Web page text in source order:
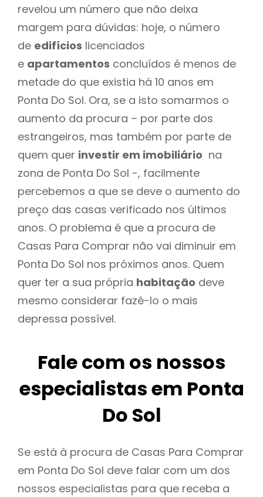
revelou um número que não deixa
margem para dúvidas: hoje, o número
de edifícios licenciados
e apartamentos concluídos é menos de
metade do que existia há 10 anos em
Ponta Do Sol. Ora, se a isto somarmos o
aumento da procura – por parte dos
estrangeiros, mas também por parte de
quem quer investir em imobiliário na
zona de Ponta Do Sol -, facilmente
percebemos a que se deve o aumento do
preço das casas verificado nos últimos
anos. O problema é que a procura de
Casas Para Comprar não vai diminuir em
Ponta Do Sol nos próximos anos. Quem
quer ter a sua própria habitação deve
mesmo considerar fazê-lo o mais
depressa possível.
Fale com os nossos
especialistas em Ponta
Do Sol
Se está à procura de Casas Para Comprar
em Ponta Do Sol deve falar com um dos
nossos especialistas para que receba a